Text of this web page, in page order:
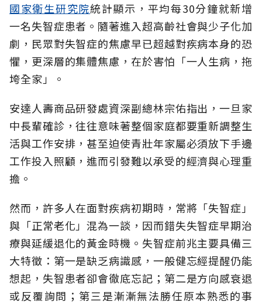
國家衛生研究院統計顯示，平均每30分鐘就新增
一名失智症患者。隨著進入超高齡社會與少子化加
劇，民眾對失智症的焦慮早已超越對疾病本身的恐
懼，更深層的集體焦慮，在於害怕「一人生病，拖
垮全家」。
安達人壽商品研發處資深副總林宗佑指出，一旦家
中長輩確診，往往意味著整個家庭都要重新調整生
活與工作安排，甚至迫使青壯年家屬必須放下手邊
工作投入照顧，進而引發難以承受的經濟與心理重
擔。
然而，許多人在面對疾病初期時，常將「失智症」
與「正常老化」混為一談，因而錯失失智症早期治
療與延緩退化的黃金時機。失智症前兆主要具備三
大特徵：第一是缺乏病識感，一般健忘經提醒仍能
想起，失智患者卻會徹底忘記；第二是方向感衰退
或反覆詢問；第三是漸漸無法勝任原本熟悉的事